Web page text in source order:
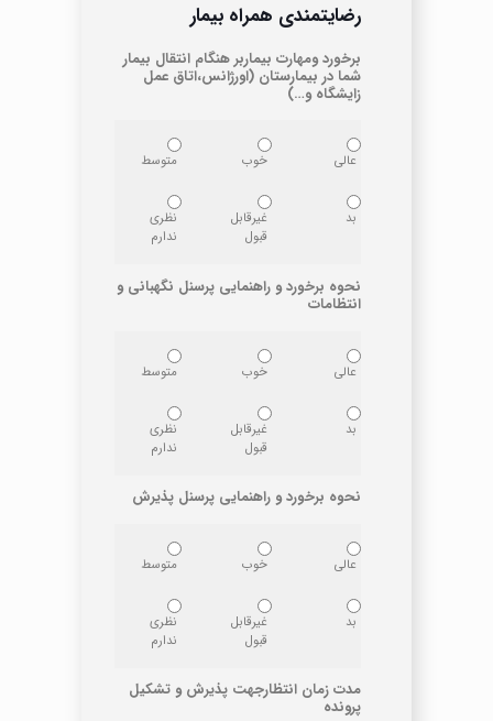
رضایتمندی همراه بیمار
برخورد ومهارت بیماربر هنگام انتقال بیمار
شما در بیمارستان (اورژانس،اتاق عمل
زایشگاه و…)
عالی خوب متوسط
بد
غیرقابل
قبول
نظری
ندارم
نحوه برخورد و راهنمایی پرسنل نگهبانی و
انتظامات
عالی خوب متوسط
بد
غیرقابل
قبول
نظری
ندارم
نحوه برخورد و راهنمایی پرسنل پذیرش
عالی خوب متوسط
بد
غیرقابل
قبول
نظری
ندارم
مدت زمان انتظارجهت پذیرش و تشکیل
پرونده